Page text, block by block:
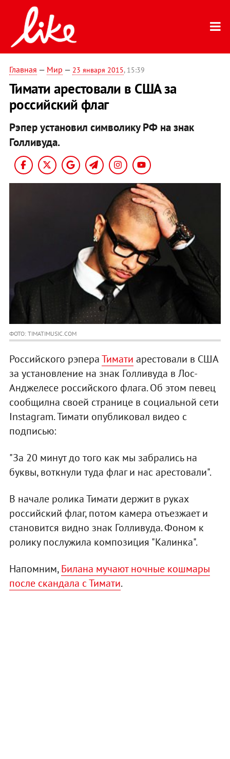
Главная — Мир — 23 января 2015, 15:39
Тимати арестовали в США за
российский флаг
Рэпер установил символику РФ на знак
Голливуда.
ФОТО: TIMATIMUSIC.COM
Российского рэпераТимати арестовали в США
за установление на знак Голливуда в Лос-
Анджелесе российского флага. Об этом певец
сообщилна своей странице в социальной сети
Instagram. Тимати опубликовал видео с
подписью:
"За 20 минут до того как мы забрались на
буквы, воткнули туда флаг и нас арестовали".
В начале ролика Тимати держит в руках
российский флаг, потом камера отъезжает и
становится видно знак Голливуда. Фоном к
ролику послужила композиция "Калинка".
Напомним,Билана мучают ночные кошмары
после скандала с Тимати.